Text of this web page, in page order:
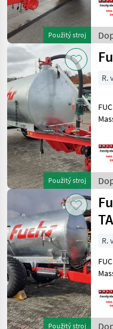
Použitý stroj
Sei
Použitý stroj
R.
Sei
/
Použitý stroj
R.